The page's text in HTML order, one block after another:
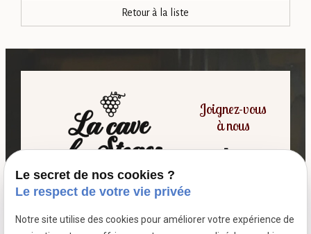
Retour à la liste
Joignez-vous
à nous
7 passage fleuri
Le secret de nos cookies ?
Le respect de votre vie privée
Notre site utilise des cookies pour améliorer votre expérience de